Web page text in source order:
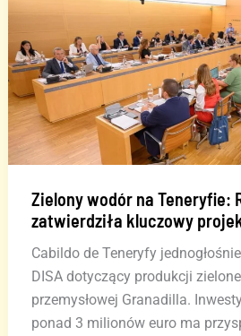
Kanaryjskie
Zielony wodór na Teneryfie:
zatwierdziła kluczowy
Cabildo de Teneryfy
DISA dotyczący produkcji
przemysłowej Granadilla.
ponad 3 milionów euro ma